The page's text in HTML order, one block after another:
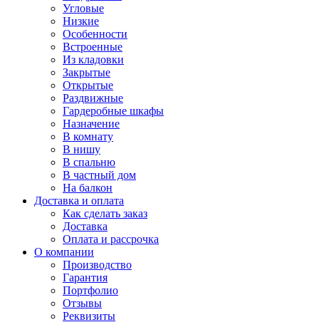
Угловые
Низкие
Особенности
Встроенные
Из кладовки
Закрытые
Открытые
Раздвижные
Гардеробные шкафы
Назначение
В комнату
В нишу
В спальню
В частный дом
На балкон
Доставка и оплата
Как сделать заказ
Доставка
Оплата и рассрочка
О компании
Производство
Гарантия
Портфолио
Отзывы
Реквизиты